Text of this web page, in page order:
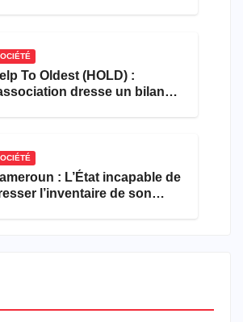
To Oldest (HOLD) :
dresse un bilan
: L’État incapable de
l’inventaire de son